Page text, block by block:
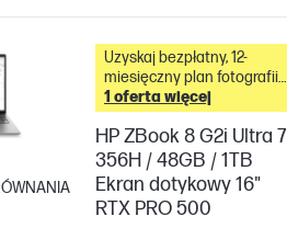
do porównania
Uzyskaj bezpłatny, 12-
miesięczny plan fotografii
Adobe Creative Cloud z
tym komputerem &
1 oferta więcej
HP ZBook 8 G2i Ultra 7
356H / 48GB / 1TB
Ekran dotykowy 16"
RTX PRO 500